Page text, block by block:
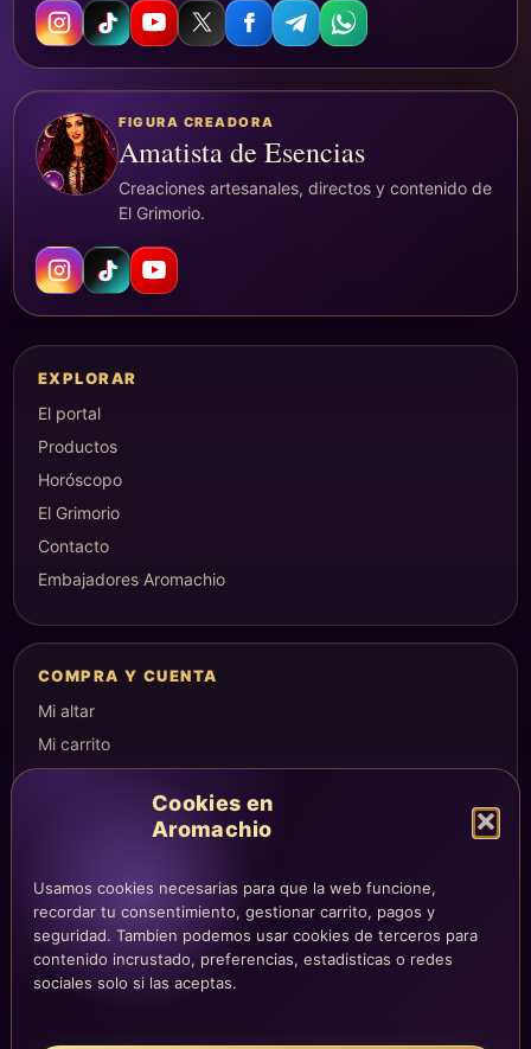
Cookies en
Aromachio
Usamos cookies necesarias para que la web funcione,
recordar tu consentimiento, gestionar carrito, pagos y
seguridad. Tambien podemos usar cookies de terceros para
contenido incrustado, preferencias, estadisticas o redes
sociales solo si las aceptas.
FIGURA CREADORA
Amatista de Esencias
Creaciones artesanales, directos y contenido de
El Grimorio.
EXPLORAR
El portal
Productos
Horóscopo
El Grimorio
Contacto
Embajadores Aromachio
COMPRA Y CUENTA
Mi altar
Mi carrito
Condiciones de compra
Envíos y devoluciones
LEGAL
Aviso legal
Cookies